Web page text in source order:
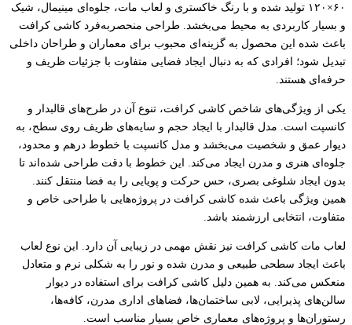
۶۰×۱۲۰ تولید شده و با رنگ خاکستری و لعاب مات، جلوه‌ای مینیمال، شیک
و بسیار کاربردی به محیط می‌بخشد. طراحی منحصربه‌فرد کاشی کرافت
باعث شده این محصول به گزینه‌ای محبوب برای معماران و طراحان داخلی
تبدیل شود؛ افرادی که به دنبال ایجاد فضایی متفاوت با جزئیات ظریف و
حرفه‌ای هستند.
یکی از ویژگی‌های شاخص کاشی کرافت، تنوع آن در طرح‌های قالبدار و
کانسپت است. مدل قالبدار با ایجاد حجم و سایه‌های ظریف روی سطح، به
دیوار عمق و شخصیت می‌بخشد و مدل کانسپت با خطوط درهم و محدود،
جلوه‌ای هنری و مدرن ایجاد می‌کند. این خطوط با دقت طراحی شده‌اند تا
بدون ایجاد شلوغی بصری، حس حرکت و پویایی را به فضا منتقل کنند.
همین ویژگی باعث شده کاشی کرافت در پروژه‌هایی با طراحی خاص و
متفاوت، انتخابی ارزشمند باشد.
لعاب مات کاشی کرافت نیز نقش مهمی در زیبایی آن دارد. این نوع لعاب
باعث ایجاد سطحی طبیعی و مدرن شده و نور را به شکلی نرم و متعادل
منعکس می‌کند. به همین دلیل کاشی کرافت برای استفاده در دیوار
سالن‌های پذیرایی، لابی ساختمان‌ها، فضاهای اداری مدرن، کافه‌ها،
رستوران‌ها و پروژه‌های معماری خاص بسیار مناسب است.